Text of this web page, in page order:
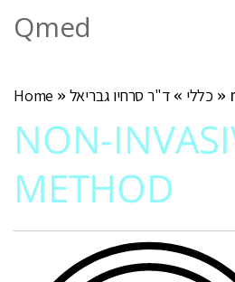
Qmed
Home » כללי » ד"ר סרחיו גבריאל »
NON-
METHOD